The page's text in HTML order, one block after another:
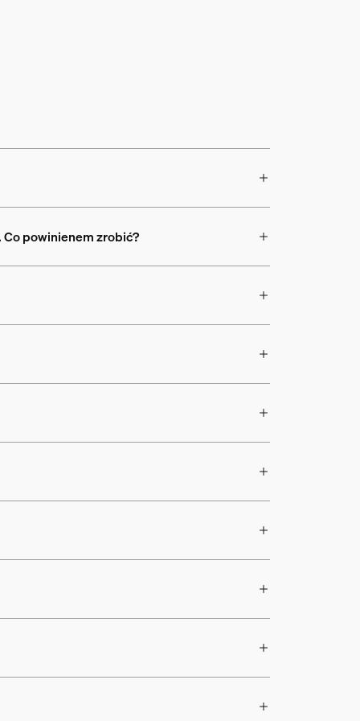
Co powinienem zrobić?